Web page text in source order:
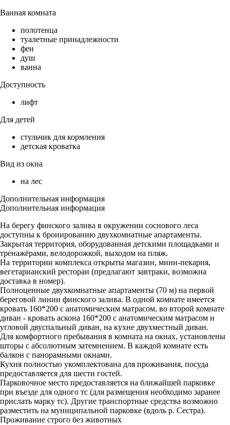
Ванная комната
полотенца
туалетные принадлежности
фен
душ
ванна
Доступность
лифт
Для детей
стульчик для кормления
детская кроватка
Вид из окна
на лес
Дополнительная информация
Дополнительная информация
На берегу финского залива в окружении соснового леса
доступны к бронированию двухкомнатные апартаменты.
Закрытая территория, оборудованная детскими площадками и
тренажёрами, велодорожкой, выходом на пляж.
На территории комплекса открыты магазин, мини-пекарня,
вегетарианский ресторан (предлагают завтраки, возможна
доставка в номер).
Полноценные двухкомнатные апартаменты (70 м) на первой
береговой линии финского залива. В одной комнате имеется
кровать 160*200 с анатомическим матрасом, во второй комнате
диван - кровать аскона 160*200 с анатомическим матрасом и
угловой двуспальный диван, на кухне двухместный диван.
Для комфортного пребывания в комната на окнах, установлены
шторы с абсолютным затемнением. В каждой комнате есть
балкон с панорамными окнами.
Кухня полностью укомплектована для проживания, посуда
предоставляется для шести гостей.
Парковочное место предоставляется на ближайшей парковке
при въезде для одного тс (для размещения необходимо заранее
прислать марку тс). Другие транспортные средства возможно
разместить на муниципальной парковке (вдоль р. Сестра).
Проживание строго без животных